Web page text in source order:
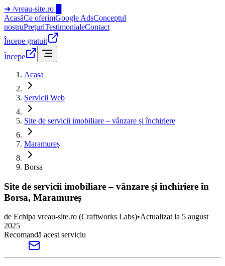
➜ /vreau-site.ro
AcasăCe oferimGoogle AdsConceptul
nostruPrețuriTestimonialeContact
Începe gratuit
Începe
Acasa
Servicii Web
Site de servicii imobiliare – vânzare și închiriere
Maramureș
Borsa
Site de servicii imobiliare – vânzare și închiriere în
Borsa, Maramureș
de Echipa vreau-site.ro (Craftworks Labs)•Actualizat la 5 august
2025
Recomandă acest serviciu